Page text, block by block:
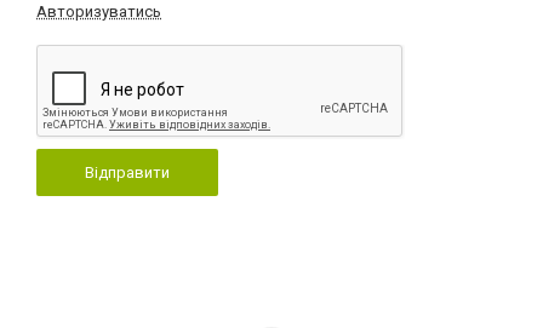
Авторизуватись
Відправити